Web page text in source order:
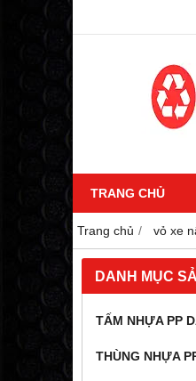
TRANG CHỦ
Trang chủ vỏ xe
DANH MỤC
TẤM NHỰA PP
THÙNG NHỰA